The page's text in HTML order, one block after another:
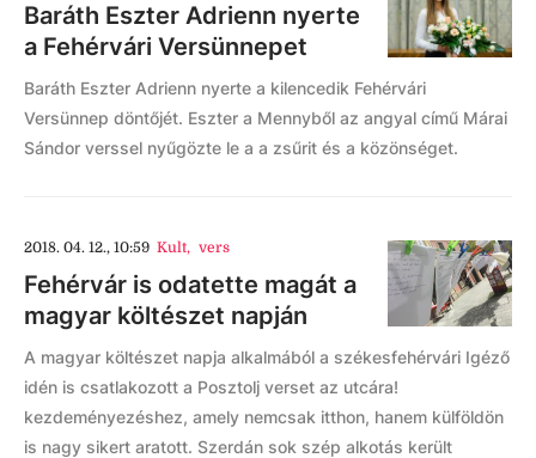
Baráth Eszter Adrienn nyerte
a Fehérvári Versünnepet
Baráth Eszter Adrienn nyerte a kilencedik Fehérvári
Versünnep döntőjét. Eszter a Mennyből az angyal című Márai
Sándor verssel nyűgözte le a a zsűrit és a közönséget.
2018. 04. 12., 10:59 Kult, vers
Fehérvár is odatette magát a
magyar költészet napján
A magyar költészet napja alkalmából a székesfehérvári Igéző
idén is csatlakozott a Posztolj verset az utcára!
kezdeményezéshez, amely nemcsak itthon, hanem külföldön
is nagy sikert aratott. Szerdán sok szép alkotás került